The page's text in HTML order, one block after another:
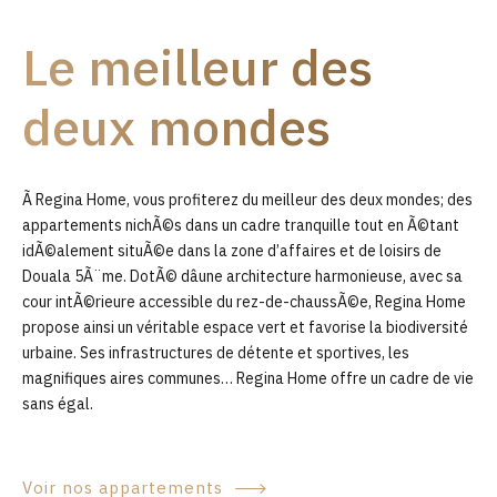
0
Le meilleur des
deux mondes
Ã Regina Home, vous profiterez du meilleur des deux mondes; des
appartements nichÃ©s dans un cadre tranquille tout en Ã©tant
idÃ©alement situÃ©e dans la zone d’affaires et de loisirs de
Douala 5Ã¨me. DotÃ© dâune architecture harmonieuse, avec sa
cour intÃ©rieure accessible du rez-de-chaussÃ©e, Regina Home
propose ainsi un véritable espace vert et favorise la biodiversité
urbaine. Ses infrastructures de détente et sportives, les
magnifiques aires communes… Regina Home offre un cadre de vie
sans égal.
Voir nos appartements